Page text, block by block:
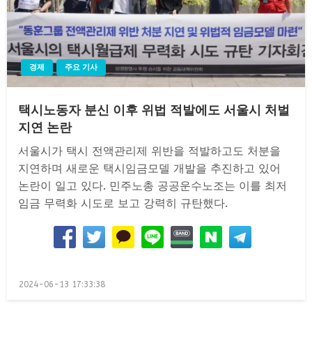
경제 주요 기사
택시노동자 분신 이후 위법 적발에도 서울시 처벌
지연 논란
서울시가 택시 전액관리제 위반을 적발하고도 처분을
지연하며 새로운 택시임금모델 개발을 추진하고 있어
논란이 일고 있다. 민주노총 공공운수노조는 이를 최저
임금 무력화 시도로 보고 강력히 규탄했다.
Posted
2024-06-13 17:33:38